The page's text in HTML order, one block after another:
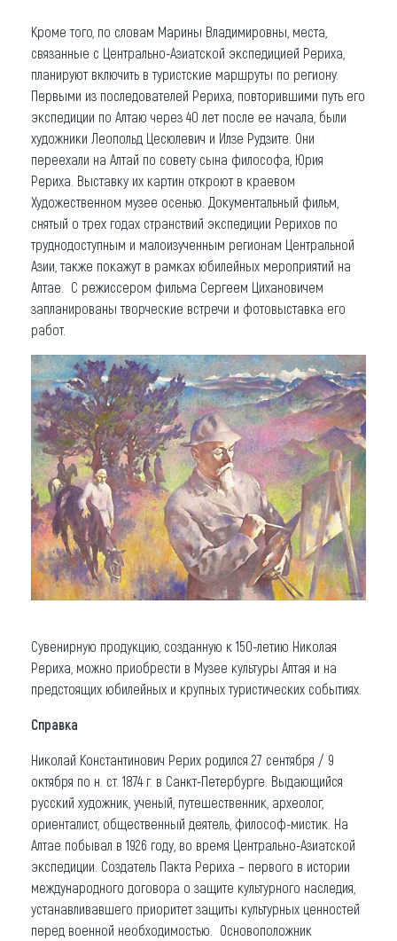
Кроме того, по словам Марины Владимировны, места,
связанные с Центрально-Азиатской экспедицией Рериха,
планируют включить в туристские маршруты по региону.
Первыми из последователей Рериха, повторившими путь его
экспедиции по Алтаю через 40 лет после ее начала, были
художники Леопольд Цесюлевич и Илзе Рудзите. Они
переехали на Алтай по совету сына философа, Юрия
Рериха. Выставку их картин откроют в краевом
Художественном музее осенью. Документальный фильм,
снятый о трех годах странствий экспедиции Рерихов по
труднодоступным и малоизученным регионам Центральной
Азии, также покажут в рамках юбилейных мероприятий на
Алтае. С режиссером фильма Сергеем Цихановичем
запланированы творческие встречи и фотовыставка его
работ.
Сувенирную продукцию, созданную к 150-летию Николая
Рериха, можно приобрести в Музее культуры Алтая и на
предстоящих юбилейных и крупных туристических событиях.
Справка
Николай Константинович Рерих родился 27 сентября / 9
октября по н. ст. 1874 г. в Санкт-Петербурге. Выдающийся
русский художник, ученый, путешественник, археолог,
ориенталист, общественный деятель, философ-мистик. На
Алтае побывал в 1926 году, во время Центрально-Азиатской
экспедиции. Создатель Пакта Рериха – первого в истории
международного договора о защите культурного наследия,
устанавливавшего приоритет защиты культурных ценностей
перед военной необходимостью. Основоположник